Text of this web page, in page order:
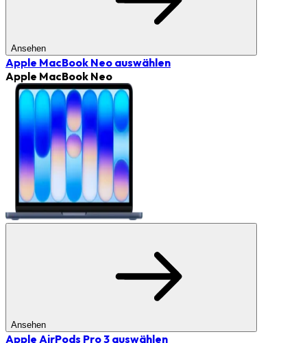
Ansehen
Apple MacBook Neo auswählen
Apple MacBook Neo
Ansehen
Apple AirPods Pro 3 auswählen